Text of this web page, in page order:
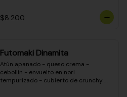
$8.200
Futomaki Dinamita
Atún apanado - queso crema -
cebollín - envuelto en nori
tempurizado - cubierto de crunchy